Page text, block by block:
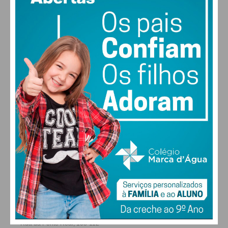
30°
QUI
30
SEX
30°
SÁB
28°
ALTERAR
FARMACIAS DE SERVIÇO EM PAÇOS DE
FERREIRA